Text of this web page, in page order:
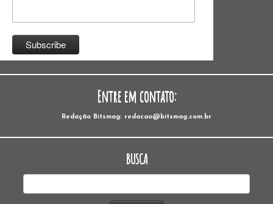
Entre em contato:
Redação Bitsmag: redacao@bitsmag.com.br
BUSCA